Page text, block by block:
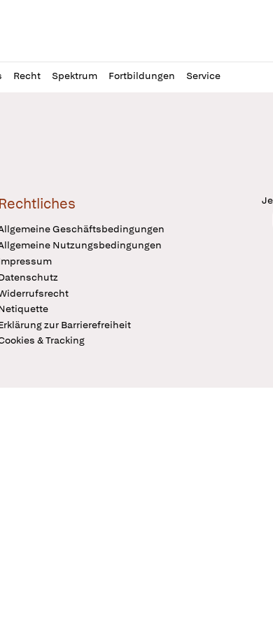
Recht Spektrum Fortbildungen Service
Rechtliches
Geschäftsbedingungen
Nutzungsbedingungen
zur Barrierefreiheit
& Tracking